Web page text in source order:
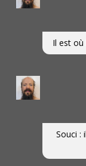
Il est où
Souci :